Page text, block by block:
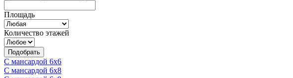
Площадь
Количество этажей
C мансардой 6х6
C мансардой 6х8